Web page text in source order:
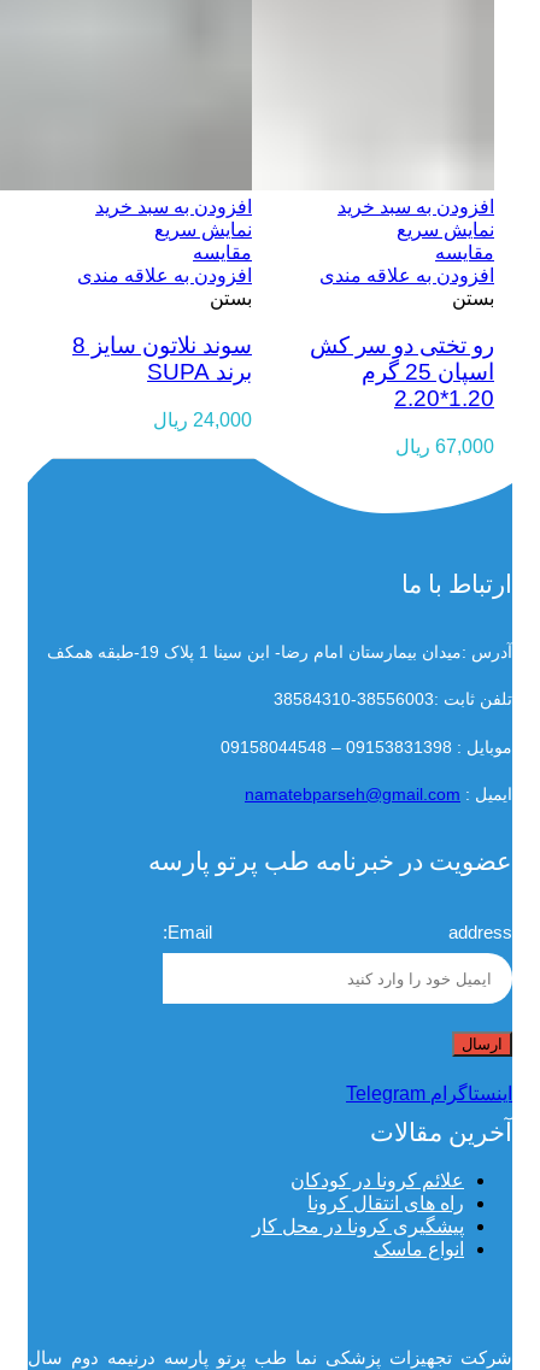
افزودن به سبد خرید
نمایش سریع
مقایسه
افزودن به علاقه مندی
بستن
رو تختی دو سر کش
اسپان 25 گرم
1.20*2.20
67,000 ریال
افزودن به سبد خرید
نمایش سریع
مقایسه
افزودن به علاقه مندی
بستن
سوند نلاتون سایز 8
برند SUPA
24,000 ریال
ارتباط با ما
آدرس :میدان بیمارستان امام رضا- ابن سینا 1 پلاک 19-طبقه همکف
تلفن ثابت :38556003-38584310
موبایل : 09153831398 – 09158044548
ایمیل : namatebparseh@gmail.com
عضویت در خبرنامه طب پرتو پارسه
Email address:
اینستاگرام Telegram
آخرین مقالات
علائم کرونا در کودکان
راه های انتقال کرونا
پیشگیری کرونا در محل کار
انواع ماسک
شرکت تجهیزات پزشکی نما طب پرتو پارسه درنیمه دوم سال